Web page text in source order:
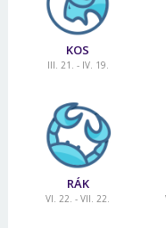
KOS
III. 21. - IV. 19.
RÁK
VI. 22. - VII. 22.